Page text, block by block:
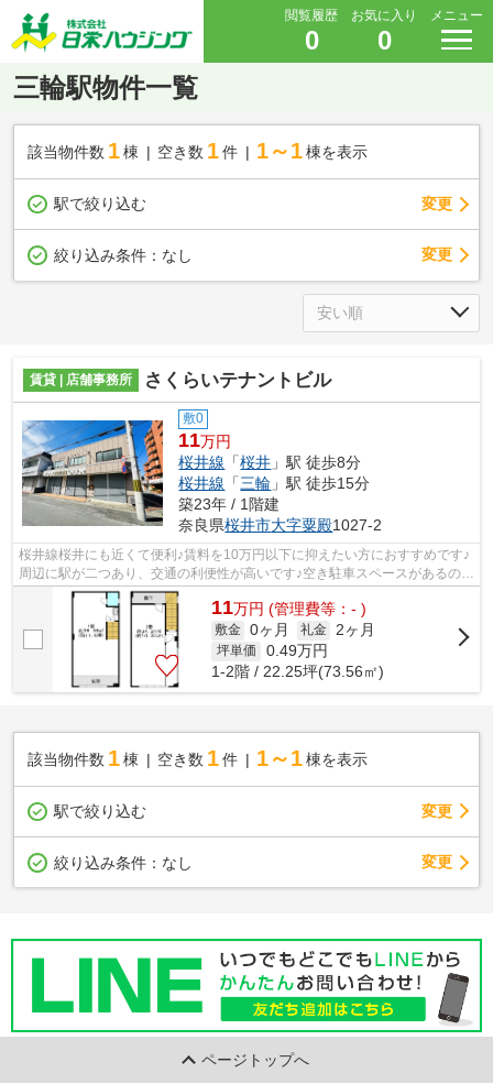
閲覧履歴
0
お気に入り
0
メニュー
三輪駅物件一覧
該当物件数 1棟 空き数 1 件 1～1 棟を表示
駅で絞り込む 変更
絞り込み条件： なし 変更
賃貸 | 店舗事務所 さくらいテナントビル
敷0
11万円
桜井線 「桜井 」駅 徒歩8分
桜井線 「三輪 」駅 徒歩15分
築23年 / 1階建
奈良県桜井市大字粟殿1027-2
桜井線桜井にも近くて便利♪賃料を10万円以下に抑えたい方におすすめです♪
周辺に駅が二つあり、交通の利便性が高いです♪空き駐車スペースがあるの
で、近くに駐車することができます(*´...
11万円 (管理費等：- )
敷金 0ヶ月 礼金 2ヶ月
坪単価 0.49万円
1-2階 / 22.25坪(73.56㎡)
該当物件数 1棟 空き数 1 件 1～1 棟を表示
駅で絞り込む 変更
絞り込み条件： なし 変更
ページトップへ